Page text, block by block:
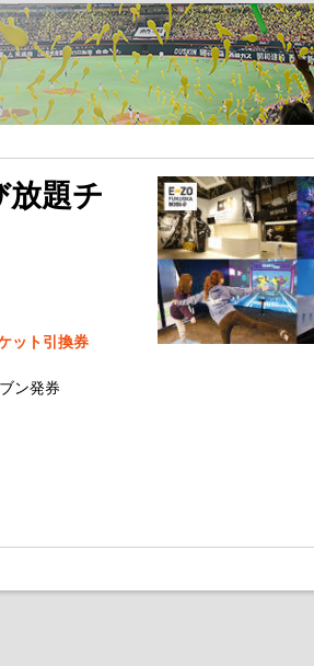
放題チ
ット引換券
ン発券